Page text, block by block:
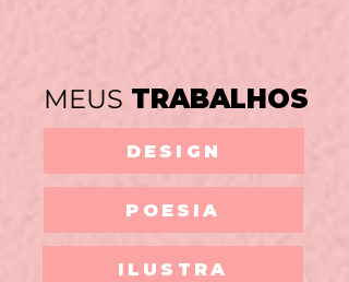
MEUS TRABALHOS
DESIGN
POESIA
ILUSTRA